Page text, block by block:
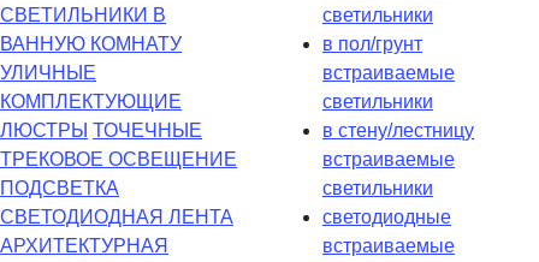
СВЕТИЛЬНИКИ В
ВАННУЮ КОМНАТУ
УЛИЧНЫЕ
КОМПЛЕКТУЮЩИЕ
ЛЮСТРЫ ТОЧЕЧНЫЕ
ТРЕКОВОЕ ОСВЕЩЕНИЕ
ПОДСВЕТКА
СВЕТОДИОДНАЯ ЛЕНТА
АРХИТЕКТУРНАЯ
светильники
в пол/грунт
встраиваемые
светильники
в стену/лестницу
встраиваемые
светильники
светодиодные
встраиваемые